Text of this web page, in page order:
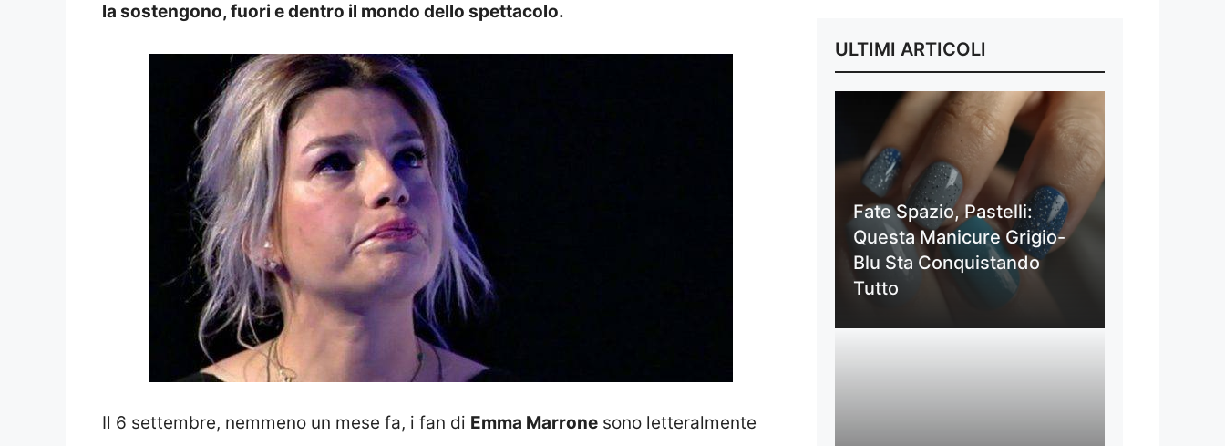
la sostengono, fuori e dentro il mondo dello spettacolo.
Il 6 settembre, nemmeno un mese fa, i fan di Emma Marrone sono letteralmente
ULTIMI ARTICOLI
Fate Spazio, Pastelli:
Questa Manicure Grigio-
Blu Sta Conquistando
Tutto